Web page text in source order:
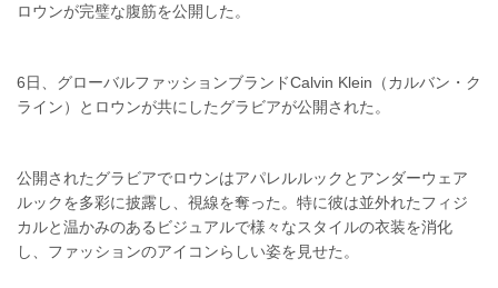
ロウンが完璧な腹筋を公開した。
6日、グローバルファッションブランドCalvin Klein（カルバン・ク
ライン）とロウンが共にしたグラビアが公開された。
公開されたグラビアでロウンはアパレルルックとアンダーウェア
ルックを多彩に披露し、視線を奪った。特に彼は並外れたフィジ
カルと温かみのあるビジュアルで様々なスタイルの衣装を消化
し、ファッションのアイコンらしい姿を見せた。